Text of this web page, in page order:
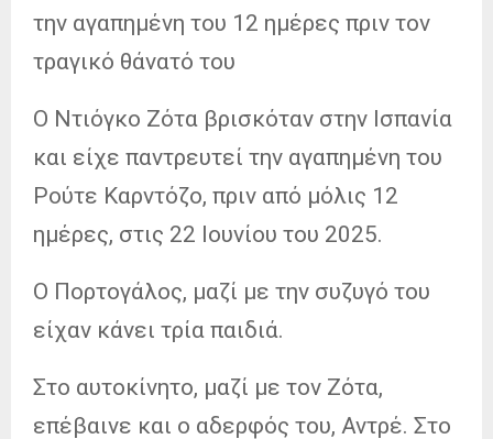
την αγαπημένη του 12 ημέρες πριν τον
τραγικό θάνατό του
Ο Ντιόγκο Ζότα βρισκόταν στην Ισπανία
και είχε παντρευτεί την αγαπημένη του
Ρούτε Καρντόζο, πριν από μόλις 12
ημέρες, στις 22 Ιουνίου του 2025.
Ο Πορτογάλος, μαζί με την συζυγό του
είχαν κάνει τρία παιδιά.
Στο αυτοκίνητο, μαζί με τον Ζότα,
επέβαινε και ο αδερφός του, Αντρέ. Στο